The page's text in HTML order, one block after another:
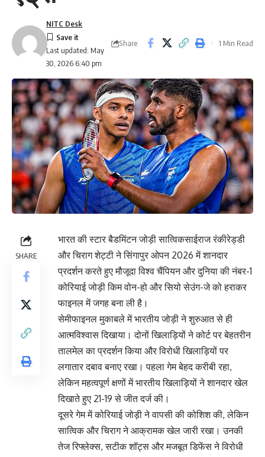
Last updated: May
30, 2026 6:40 pm
NITC Desk
Share 1 Min Read
SHARE
भारत की स्टार बैडमिंटन जोड़ी सात्विकसाईराज रंकीरेड्डी
और चिराग शेट्टी ने सिंगापुर ओपन 2026 में शानदार
प्रदर्शन करते हुए मौजूदा विश्व चैंपियन और दुनिया की नंबर-1
कोरियाई जोड़ी किम वोन-हो और सियो सेउंग-जे को हराकर
फाइनल में जगह बना ली है।
सेमीफाइनल मुकाबले में भारतीय जोड़ी ने शुरुआत से ही
आत्मविश्वास दिखाया। दोनों खिलाड़ियों ने कोर्ट पर बेहतरीन
तालमेल का प्रदर्शन किया और विरोधी खिलाड़ियों पर
लगातार दबाव बनाए रखा। पहला गेम बेहद करीबी रहा,
लेकिन महत्वपूर्ण क्षणों में भारतीय खिलाड़ियों ने शानदार खेल
दिखाते हुए 21-19 से जीत दर्ज की।
दूसरे गेम में कोरियाई जोड़ी ने वापसी की कोशिश की, लेकिन
सात्विक और चिराग ने आक्रामक खेल जारी रखा। उनकी
तेज रिफ्लेक्स, सटीक शॉट्स और मजबूत डिफेंस ने विरोधी